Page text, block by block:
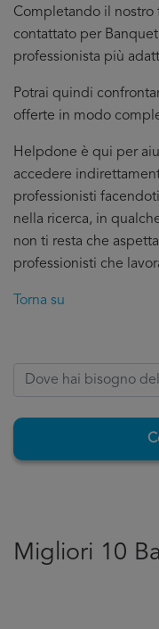
Completando il nostro
contattato per
professionista più
Potrai quindi
offerte in modo
Helpdone è qui per
accedere
professionisti
nella ricerca, in
non ti resta che
professionisti che
Torna su
Migliori 10